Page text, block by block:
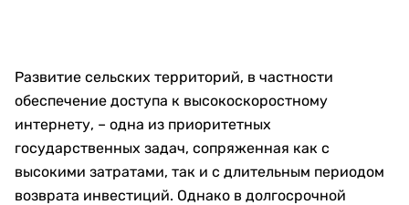
Развитие сельских территорий, в частности
обеспечение доступа к высокоскоростному
интернету, – одна из приоритетных
государственных задач, сопряженная как с
высокими затратами, так и с длительным периодом
возврата инвестиций. Однако в долгосрочной